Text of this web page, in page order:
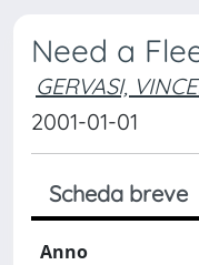
Need a
GERVASI,
2001-01-01
Scheda breve
Anno